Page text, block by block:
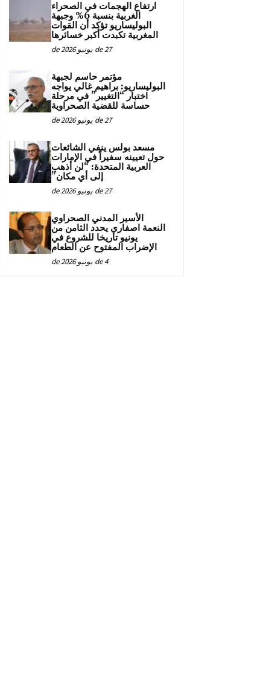
ارتفاع الهجمات في الصحراء
الغربية بنسبة 6% وجبهة
البوليساريو تؤكد أن القوات
المغربية تكبدت أكبر خسائرها
27 de يونيو de 2026
مؤتمر حاسم لجبهة
البوليساريو: براهيم غالي يواجه
اختبار “التغيير” في مرحلة
حساسة للقضية الصحراوية
27 de يونيو de 2026
مسعد بولس ينفي الشائعات
حول تعيينه سفيراً في الإمارات
العربية المتحدة: “لن أذهب
إلى أي مكان”
27 de يونيو de 2026
الأسير المدني الصحراوي
النعمة اصفاري يحدد الثامن من
يونيو تاريخا للشروع في
الإضراب المفتوح عن الطعام
4 de يونيو de 2026